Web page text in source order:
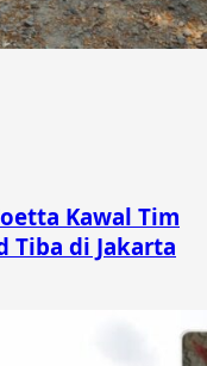
Kawal Tim
Tiba di Jakarta